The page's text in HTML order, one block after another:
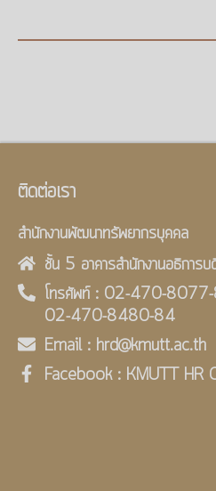
ติดต่อเรา
สำนักงานพัฒนาทรัพยากรบุคคล
ชั้น 5 อาคารสำนักงานอธิการบ
โทรศัพท์ : 02-470-
02-470-8480-84
Email : hrd@kmutt.ac.th
Facebook : KMUTT HR